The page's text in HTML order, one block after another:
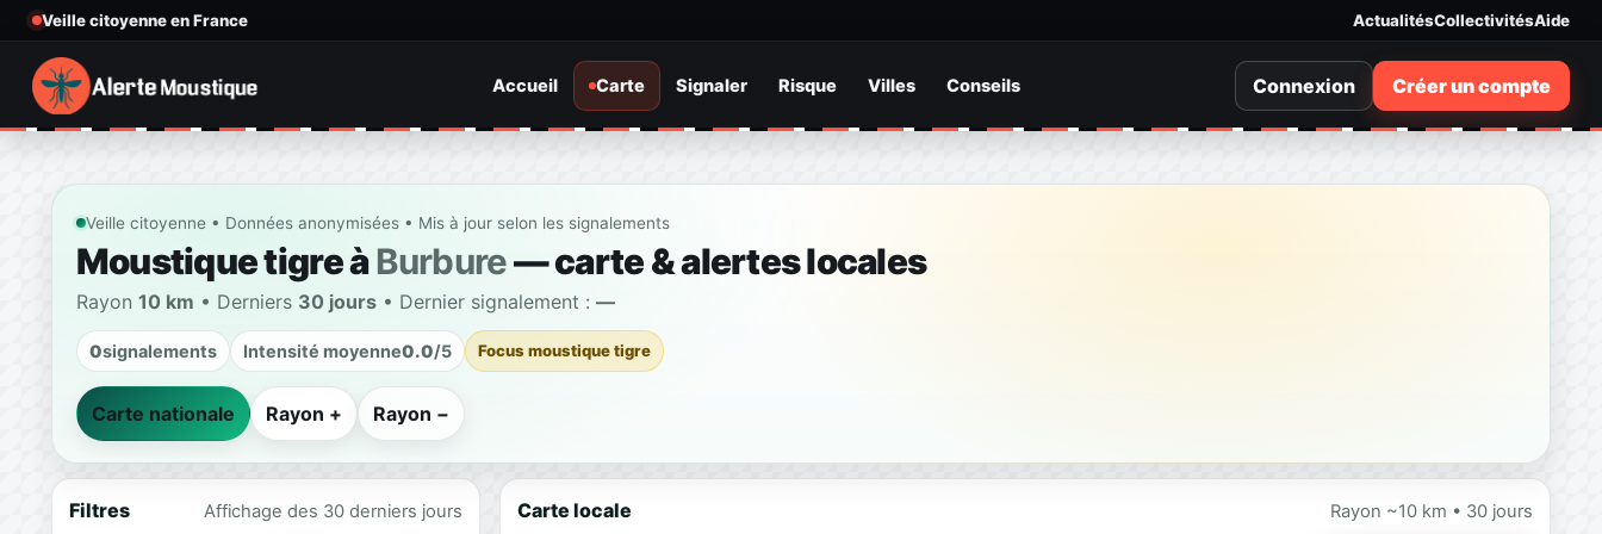
Veille citoyenne en France ActualitésCollectivitésAide
Accueil Carte Signaler Risque Villes Conseils Connexion Créer un compte
Veille citoyenne • Données anonymisées • Mis à jour selon les signalements
Moustique tigre àBurbure— carte & alertes locales
Rayon 10 km • Derniers 30 jours• Dernier signalement : —
0signalements Intensité moyenne0.0/5 Focus moustique tigre
Carte nationale Rayon + Rayon −
Filtres Affichage des 30 derniers jours Carte locale Rayon ~10 km • 30 jours